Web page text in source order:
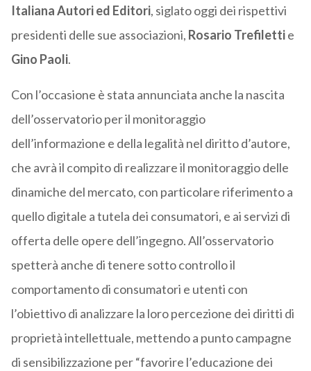
Italiana Autori ed Editori, siglato oggi dei rispettivi
presidenti delle sue associazioni, Rosario Trefilettie
Gino Paoli.
Con l’occasione è stata annunciata anche la nascita
dell’osservatorio per il monitoraggio
dell’informazione e della legalità nel diritto d’autore,
che avrà il compito di realizzare il monitoraggio delle
dinamiche del mercato, con particolare riferimento a
quello digitale a tutela dei consumatori, e ai servizi di
offerta delle opere dell’ingegno. All’osservatorio
spetterà anche di tenere sotto controllo il
comportamento di consumatori e utenti con
l’obiettivo di analizzare la loro percezione dei diritti di
proprietà intellettuale, mettendo a punto campagne
di sensibilizzazione per “favorire l’educazione dei